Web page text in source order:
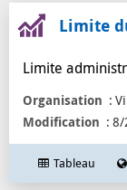
Limite
Limite
Organisation
Modification
8/
Tableau